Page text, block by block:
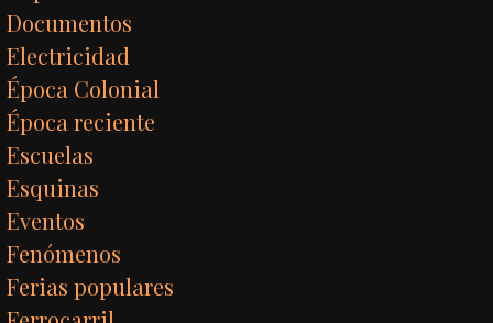
Documentos
Electricidad
Época Colonial
Época reciente
Escuelas
Esquinas
Eventos
Fenómenos
Ferias populares